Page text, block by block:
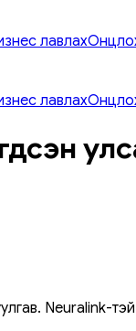
лавлах
лавлах
Neuralink-